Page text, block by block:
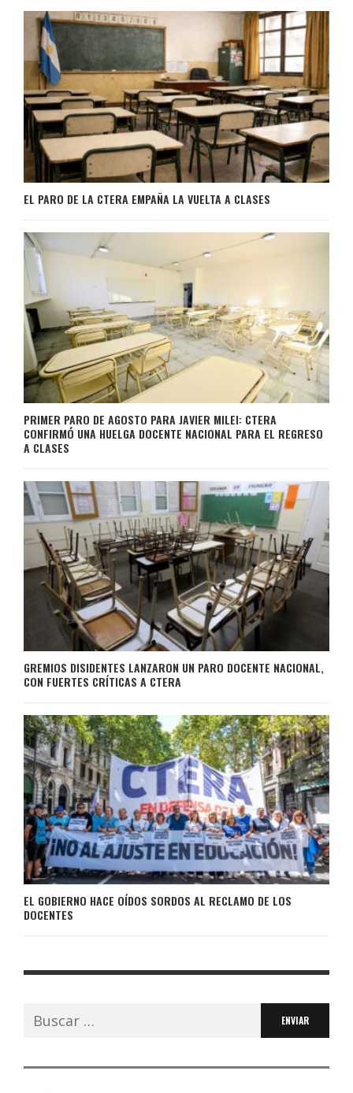
EL PARO DE LA CTERA EMPAÑA LA VUELTA A CLASES
PRIMER PARO DE AGOSTO PARA JAVIER MILEI: CTERA
CONFIRMÓ UNA HUELGA DOCENTE NACIONAL PARA EL REGRESO
A CLASES
GREMIOS DISIDENTES LANZARON UN PARO DOCENTE NACIONAL,
CON FUERTES CRÍTICAS A CTERA
EL GOBIERNO HACE OÍDOS SORDOS AL RECLAMO DE LOS
DOCENTES
Buscar: